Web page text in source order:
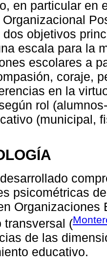
en particular en
dos objetivos
escala para la
escolares a
coraje,
en la
rol
(municipal,
psicométricas
transversal (
de las
educativo.